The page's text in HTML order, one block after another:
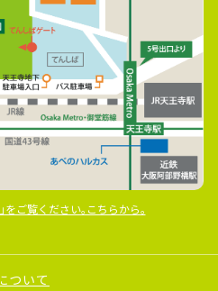
をご覧ください｡こちらから｡
ついて